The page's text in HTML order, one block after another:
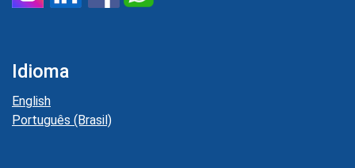
Idioma
English
Português (Brasil)